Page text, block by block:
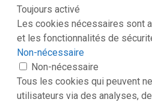
Toujours activé
Les cookies nécessaires sont
et les fonctionnalités de
Non-nécessaire
Non-nécessaire
Tous les cookies qui peuvent
utilisateurs via des analyses,